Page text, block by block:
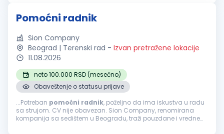
Pomoćni radnik
Sion Company
Beograd | Terenski rad - Izvan pretražene lokacije
11.08.2026
neto 100.000 RSD (mesečno)
Obaveštenje o statusu prijave
...Potreban pomoćni radnik, poželjno da ima iskustva u radu
sa strujom. CV nije obavezan. Sion Company, renomirana
kompanija sa sedištem u Beogradu, traži pouzdane i vredne